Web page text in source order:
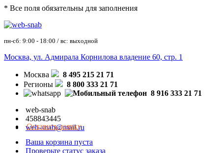
* Все поля обязательны для заполнения
пн-сб: 9:00 - 18:00 / вс: выходной
Москва, ул. Адмирала Корнилова владение 60, стр. 1
Москва
8 495 215 21 71
Регионы
8 800 333 21 71
8 916 333 21 71
web-snab
458843445
web-snab@mail.ru
Оставить заявку
Ваша корзина пуста
Проверьте статус заказа